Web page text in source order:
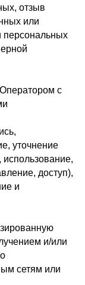
отзыв
или
персональных
с
уточнение
доступ),
и
и/или
сетям или